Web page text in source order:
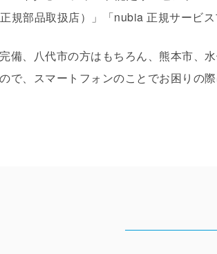
規部品取扱店）」「nubia 正規サービ
備、八代市の方はもちろん、熊本市、
で、スマートフォンのことでお困りの